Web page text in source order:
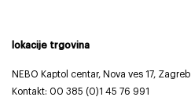
lokacije trgovina
NEBO Kaptol centar, Nova ves 17, Zagreb
Kontakt: 00 385 (0)1 45 76 991